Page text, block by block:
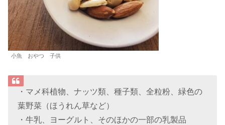
小魚 おやつ 子供
・マメ科植物、ナッツ類、種子類、全粒粉、緑色の
葉野菜（ほうれん草など）
・牛乳、ヨーグルト、そのほかの一部の乳製品